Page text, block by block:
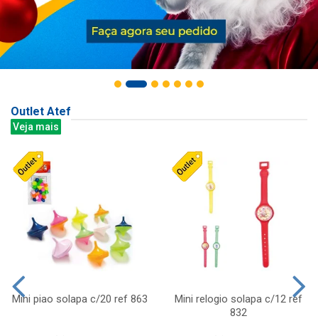
Outlet Atef
Veja mais
Mini piao solapa c/20 ref 863
Mini relogio solapa c/12 ref
832